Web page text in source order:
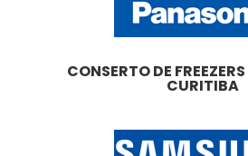
CONSERTO DE FREEZERS
CURITIBA